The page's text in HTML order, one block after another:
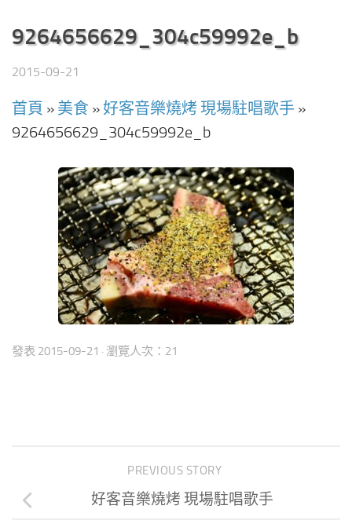
9264656629_304c59992e_b
2015-09-21
首頁 » 美食 »好客音樂燒烤 現場駐唱歌手 »
9264656629_304c59992e_b
發表 2015-09-21 · 瀏覽人次：21
PREVIOUS STORY
好客音樂燒烤 現場駐唱歌手